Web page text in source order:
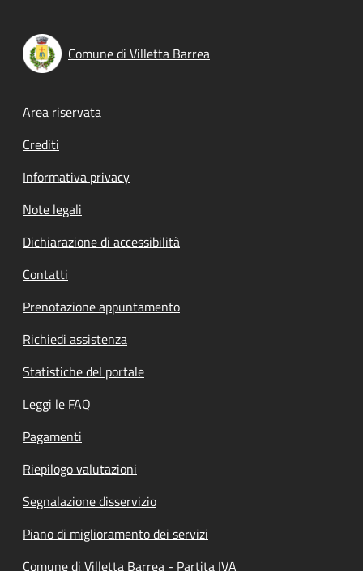
Comune di Villetta Barrea
Footer menu
Area riservata
Crediti
Informativa privacy
Note legali
Dichiarazione di accessibilità
Contatti
Prenotazione appuntamento
Richiedi assistenza
Statistiche del portale
Leggi le FAQ
Pagamenti
Riepilogo valutazioni
Segnalazione disservizio
Piano di miglioramento dei servizi
Comune di Villetta Barrea - Partita IVA